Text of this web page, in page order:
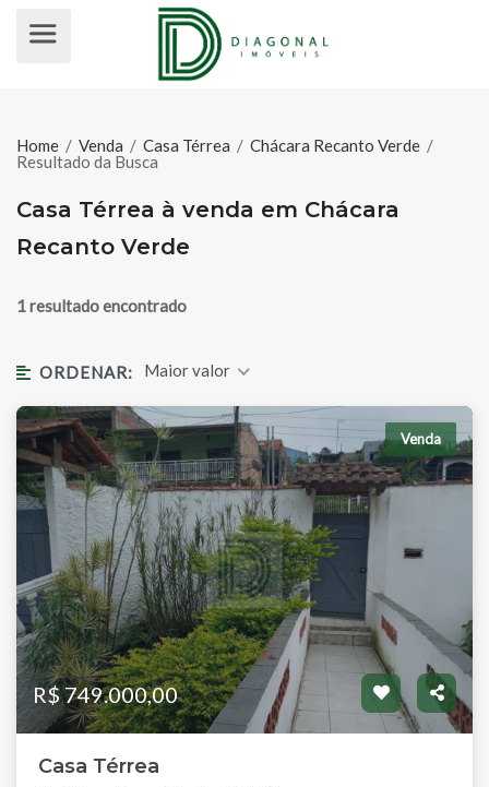
Home / Venda / Casa Térrea / Chácara Recanto Verde /
Resultado da Busca
Casa Térrea à venda em Chácara
Recanto Verde
1 resultado encontrado
ORDENAR: Maior valor
Venda
R$ 749.000,00
Casa Térrea